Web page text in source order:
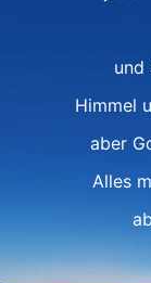
und
Himmel
aber
Alles